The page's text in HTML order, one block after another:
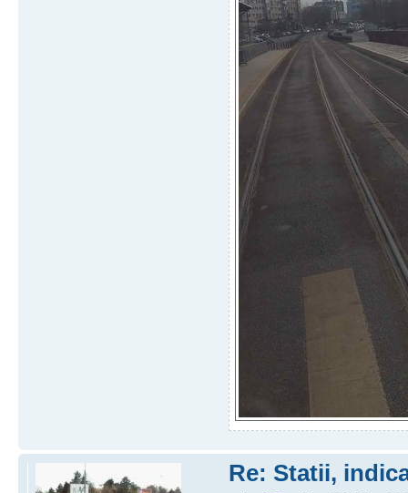
Re: Statii,